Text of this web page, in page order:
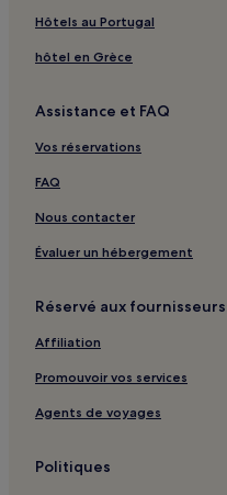
Santorin : hôtels
Plage de Perissa : hôtels à
Plage de Vlychada : hôtels à
White Beach : hôtels à
Oia : Appart’hôtels
Oia : hôtels 3 étoiles
Agia Paraskevi : hôtels
Agia Paraskevi : hôtels
Akrotiri : Appartement à louer
Akrotiri : Appart’hôtels
Akrotiri : hôtels 3 étoiles
Karterados : hôtels 3 étoiles
Hôtels au Portugal
hôtel en Grèce
Assistance et FAQ
Vos réservations
FAQ
Nous contacter
Évaluer un hébergement
Réservé aux
Affiliation
Promouvoir vos services
Agents de voyages
Politiques